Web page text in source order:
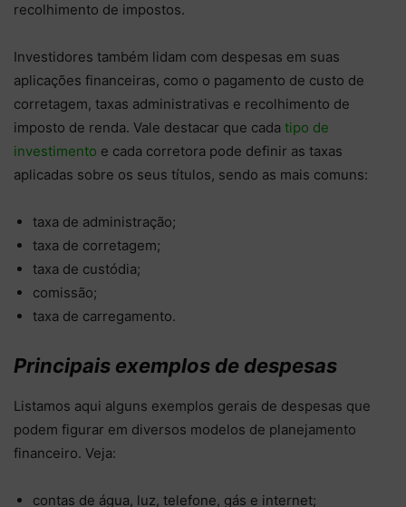
recolhimento de impostos.
Investidores também lidam com despesas em suas
aplicações financeiras, como o pagamento de custo de
corretagem, taxas administrativas e recolhimento de
imposto de renda. Vale destacar que cada tipo de
investimento e cada corretora pode definir as taxas
aplicadas sobre os seus títulos, sendo as mais comuns:
taxa de administração;
taxa de corretagem;
taxa de custódia;
comissão;
taxa de carregamento.
Principais exemplos de despesas
Listamos aqui alguns exemplos gerais de despesas que
podem figurar em diversos modelos de planejamento
financeiro. Veja:
contas de água, luz, telefone, gás e internet;